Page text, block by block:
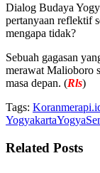
Dialog Budaya
pertanyaan reflektif
mengapa tidak?
Sebuah gagasan
merawat Malioboro
masa depan. (Rls)
Tags:
Yogyakarta
Related Posts